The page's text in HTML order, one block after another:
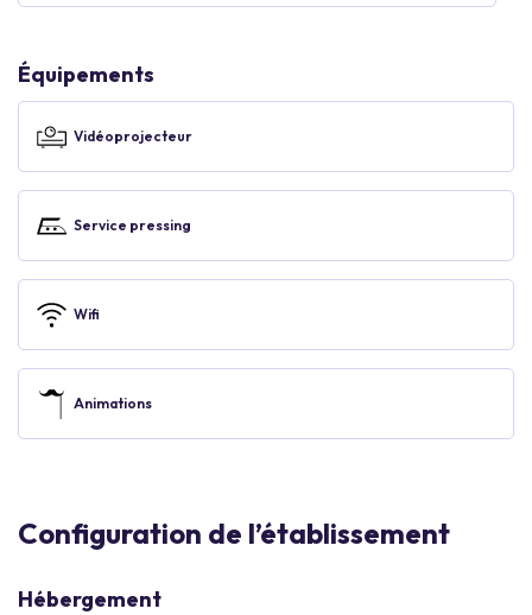
Équipements
Vidéoprojecteur
Service pressing
Wifi
Animations
Configuration de l’établissement
Hébergement